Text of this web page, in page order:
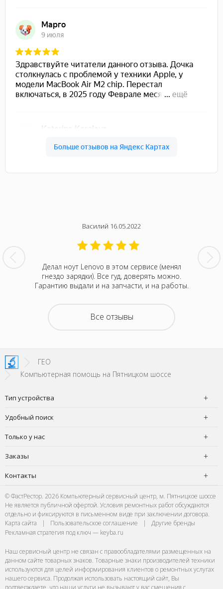
за
Василий 16.05.2022
Делал ноут Lenovo в этом сервисе (менял
гнездо зарядки). Все гуд, доверять можно.
Гарантию выдали и на запчасти, и на работы.
Была
не
Все отзывы
ГЕО
Компьютерная помощь на Пятницком шоссе
Тип устройства
Удобный поиск
Только у нас
Заказы
Контакты
© ФастРестор. 2026 Компьютерный сервисный центр, м. Пятницкое шоссе
Не является публичной офертой. Условия ремонтных работ обсуждаются
отдельно и фиксируются в письменном виде при заключении договора.
Карта сайта
| Пользовательское соглашение |
Другие бренды
Рекламная стратегия под ключ — keyba.ru
Наш сервисный центр не связан с правообладателями размещенных на
данном сайте товарных знаков. Товарные знаки производителей техники
используются для целей информирования клиентов о ремонтных услугах
нашего сервиса. Продолжая использовать настоящий сайт, Вы
подтверждаете, что наши услуги не вызывают у вас смешения с